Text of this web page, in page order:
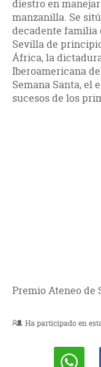
diestro en
manzanilla. Se
decadente familia
Sevilla de
África, la
Iberoamericana
Semana Santa, el
sucesos de los
Premio Ateneo de
Ha participado en